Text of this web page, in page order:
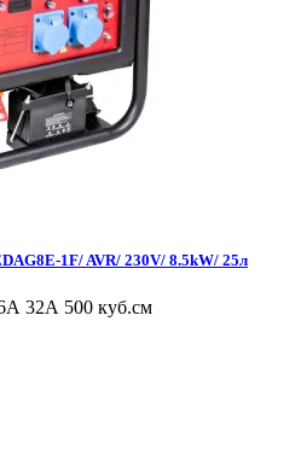
1F/ AVR/ 230V/ 8.5kW/ 25л
32А 500 куб.см